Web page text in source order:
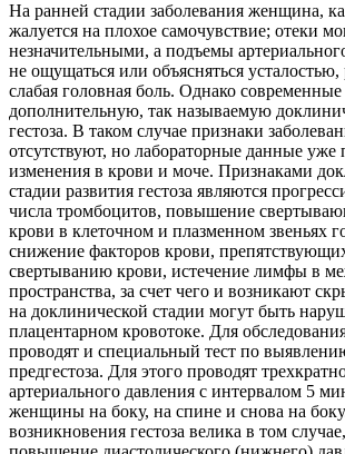
На ранней стадии заболевания женщина,
жалуется на плохое самочувствие; отеки
незначительными, а подъемы
не ощущаться или объясняться усталостью,
слабая головная боль. Однако
дополнительную, так называемую
гестоза. В таком случае признаки
отсутствуют, но лабораторные данные уже
изменения в крови и моче. Признаками
стадии развития гестоза являются
числа тромбоцитов, повышение
крови в клеточном и плазменном звеньях
снижение факторов крови,
свертыванию крови, истечение лимфы в
пространства, за счет чего и возникают
на доклинической стадии могут быть
плацентарном кровотоке. Для
проводят и специальный тест по
предгестоза. Для этого проводят
артериального давления с интервалом 5
женщины на боку, на спине и снова на
возникновения гестоза велика в том